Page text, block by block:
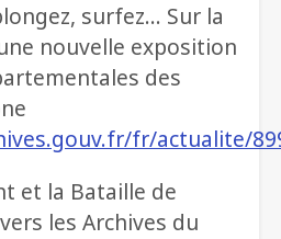
surfez... Sur la
nouvelle exposition
des
fr/actualite/
et la Bataille de
les Archives du